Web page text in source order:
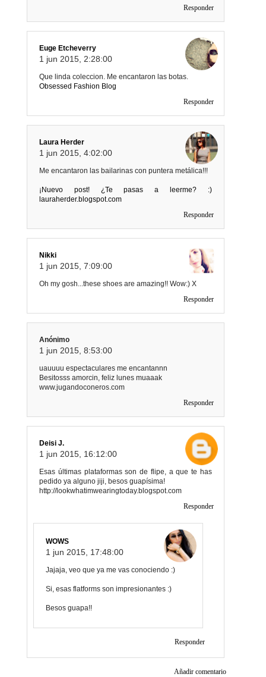
Responder
Euge Etcheverry
1 jun 2015, 2:28:00
Que linda coleccion. Me encantaron las botas.
Obsessed Fashion Blog
Responder
Laura Herder
1 jun 2015, 4:02:00
Me encantaron las bailarinas con puntera metálica!!!
¡Nuevo post! ¿Te pasas a leerme? :)
lauraherder.blogspot.com
Responder
Nikki
1 jun 2015, 7:09:00
Oh my gosh...these shoes are amazing!! Wow:) X
Responder
Anónimo
1 jun 2015, 8:53:00
uauuuu espectaculares me encantannn
Besitosss amorcin, feliz lunes muaaak
www.jugandoconeros.com
Responder
Deisi J.
1 jun 2015, 16:12:00
Esas últimas plataformas son de flipe, a que te has
pedido ya alguno jiji, besos guapísima!
http://lookwhatimwearingtoday.blogspot.com
Responder
WOWS
1 jun 2015, 17:48:00
Jajaja, veo que ya me vas conociendo :)
Si, esas flatforms son impresionantes :)
Besos guapa!!
Responder
Añadir comentario